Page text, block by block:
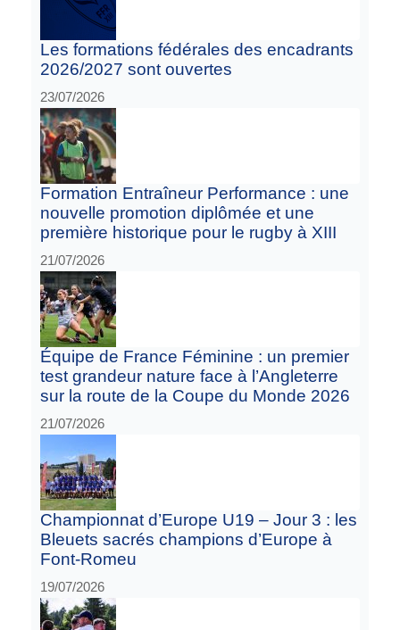
Les formations fédérales des encadrants
2026/2027 sont ouvertes
23/07/2026
Formation Entraîneur Performance : une
nouvelle promotion diplômée et une
première historique pour le rugby à XIII
21/07/2026
Équipe de France Féminine : un premier
test grandeur nature face à l’Angleterre
sur la route de la Coupe du Monde 2026
21/07/2026
Championnat d’Europe U19 – Jour 3 : les
Bleuets sacrés champions d’Europe à
Font-Romeu
19/07/2026